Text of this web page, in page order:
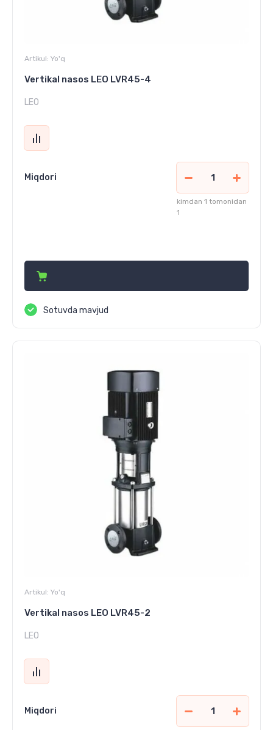
Artikul: Yo'q
Vertikal nasos LEO LVR45-4
LEO
Miqdori
kimdan 1 tomonidan
1
Sotuvda mavjud
Artikul: Yo'q
Vertikal nasos LEO LVR45-2
LEO
Miqdori